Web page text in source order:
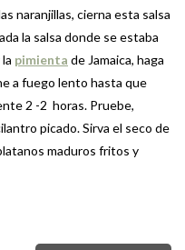
naranjillas, cierna esta salsa
la salsa donde se estaba
pimienta de Jamaica, haga
a fuego lento hasta que
2 -2  horas. Pruebe,
picado. Sirva el seco de
maduros fritos y